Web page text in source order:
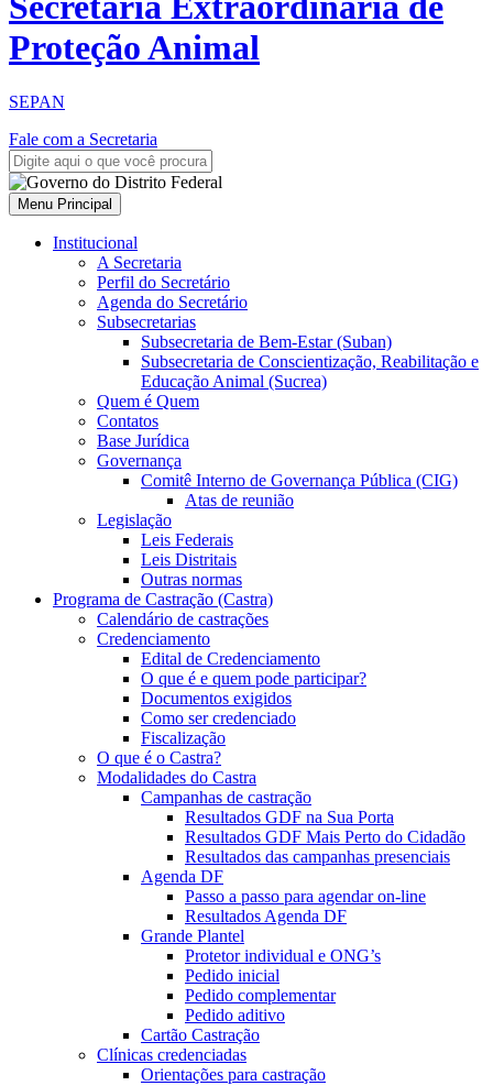
Proteção Animal
SEPAN
Fale com a Secretaria
Menu Principal
Institucional
A Secretaria
Perfil do Secretário
Agenda do Secretário
Subsecretarias
Subsecretaria de Bem-Estar (Suban)
Subsecretaria de Conscientização, Reabilitação e
Educação Animal (Sucrea)
Quem é Quem
Contatos
Base Jurídica
Governança
Comitê Interno de Governança Pública (CIG)
Atas de reunião
Legislação
Leis Federais
Leis Distritais
Outras normas
Programa de Castração (Castra)
Calendário de castrações
Credenciamento
Edital de Credenciamento
O que é e quem pode participar?
Documentos exigidos
Como ser credenciado
Fiscalização
O que é o Castra?
Modalidades do Castra
Campanhas de castração
Resultados GDF na Sua Porta
Resultados GDF Mais Perto do Cidadão
Resultados das campanhas presenciais
Agenda DF
Passo a passo para agendar on-line
Resultados Agenda DF
Grande Plantel
Protetor individual e ONG’s
Pedido inicial
Pedido complementar
Pedido aditivo
Cartão Castração
Clínicas credenciadas
Orientações para castração